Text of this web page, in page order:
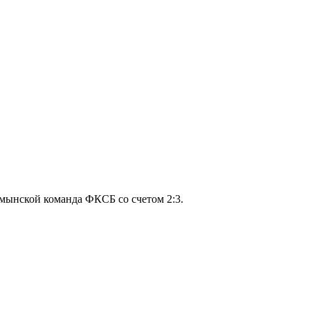
команда ФКСБ со счетом 2:3.